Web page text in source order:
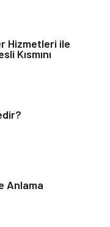
Hizmetleri ile
Kısmını
Anlama